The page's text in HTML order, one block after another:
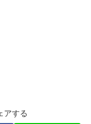
アする